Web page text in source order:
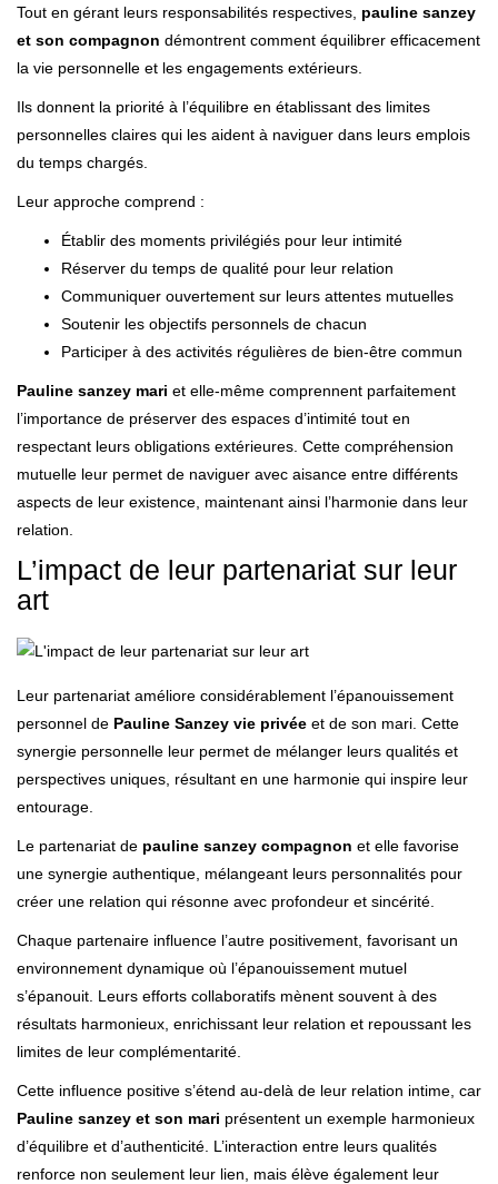
Tout en gérant leurs responsabilités respectives, pauline sanzey
et son compagnon démontrent comment équilibrer efficacement
la vie personnelle et les engagements extérieurs.
Ils donnent la priorité à l’équilibre en établissant des limites
personnelles claires qui les aident à naviguer dans leurs emplois
du temps chargés.
Leur approche comprend :
Établir des moments privilégiés pour leur intimité
Réserver du temps de qualité pour leur relation
Communiquer ouvertement sur leurs attentes mutuelles
Soutenir les objectifs personnels de chacun
Participer à des activités régulières de bien-être commun
Pauline sanzey mari et elle-même comprennent parfaitement
l’importance de préserver des espaces d’intimité tout en
respectant leurs obligations extérieures. Cette compréhension
mutuelle leur permet de naviguer avec aisance entre différents
aspects de leur existence, maintenant ainsi l’harmonie dans leur
relation.
L’impact de leur partenariat sur leur
art
Leur partenariat améliore considérablement l’épanouissement
personnel de Pauline Sanzey vie privée et de son mari. Cette
synergie personnelle leur permet de mélanger leurs qualités et
perspectives uniques, résultant en une harmonie qui inspire leur
entourage.
Le partenariat de pauline sanzey compagnon et elle favorise
une synergie authentique, mélangeant leurs personnalités pour
créer une relation qui résonne avec profondeur et sincérité.
Chaque partenaire influence l’autre positivement, favorisant un
environnement dynamique où l’épanouissement mutuel
s’épanouit. Leurs efforts collaboratifs mènent souvent à des
résultats harmonieux, enrichissant leur relation et repoussant les
limites de leur complémentarité.
Cette influence positive s’étend au-delà de leur relation intime, car
Pauline sanzey et son mari présentent un exemple harmonieux
d’équilibre et d’authenticité. L’interaction entre leurs qualités
renforce non seulement leur lien, mais élève également leur